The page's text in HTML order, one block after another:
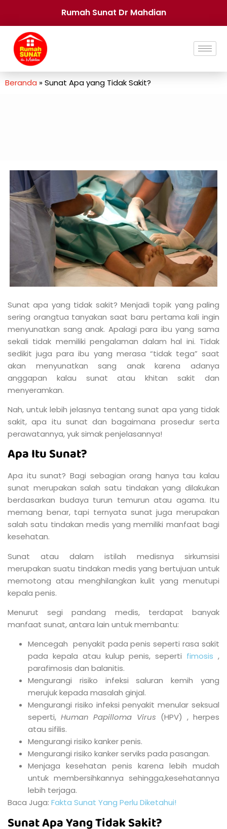
Rumah Sunat Dr Mahdian
Beranda »Sunat Apa yang Tidak Sakit?
Sunat apa yang tidak sakit? Menjadi topik yang paling
sering orangtua tanyakan saat baru pertama kali ingin
menyunatkan sang anak. Apalagi para ibu yang sama
sekali tidak memiliki pengalaman dalam hal ini. Tidak
sedikit juga para ibu yang merasa “tidak tega” saat
akan menyunatkan sang anak karena adanya
anggapan kalau sunat atau khitan sakit dan
menyeramkan.
Nah, untuk lebih jelasnya tentang sunat apa yang tidak
sakit, apa itu sunat dan bagaimana prosedur serta
perawatannya, yuk simak penjelasannya!
Apa Itu Sunat?
Apa itu sunat? Bagi sebagian orang hanya tau kalau
sunat merupakan salah satu tindakan yang dilakukan
berdasarkan budaya turun temurun atau agama. Itu
memang benar, tapi ternyata sunat juga merupakan
salah satu tindakan medis yang memiliki manfaat bagi
kesehatan.
Sunat atau dalam istilah medisnya sirkumsisi
merupakan suatu tindakan medis yang bertujuan untuk
memotong atau menghilangkan kulit yang menutupi
kepala penis.
Menurut segi pandang medis, terdapat banyak
manfaat sunat, antara lain untuk membantu:
Mencegah penyakit pada penis seperti rasa sakit
pada kepala atau kulup penis, seperti fimosis ,
parafimosis dan balanitis.
Mengurangi risiko infeksi saluran kemih yang
merujuk kepada masalah ginjal.
Mengurangi risiko infeksi penyakit menular seksual
seperti,Human Papilloma Virus (HPV) , herpes
atau sifilis.
Mengurangi risiko kanker penis.
Mengurangi risiko kanker serviks pada pasangan.
Menjaga kesehatan penis karena lebih mudah
untuk membersihkannya sehingga,kesehatannya
lebih terjaga.
Baca Juga: Fakta Sunat Yang Perlu Diketahui!
Sunat Apa Yang Tidak Sakit?